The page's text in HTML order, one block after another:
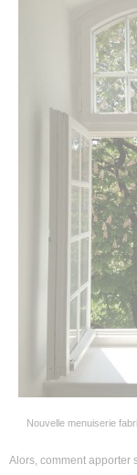
Nouvelle menuiserie
Alors, comment apporter